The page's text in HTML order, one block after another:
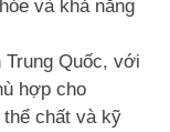
và khả năng
Trung Quốc, với
hợp cho
chất và kỹ